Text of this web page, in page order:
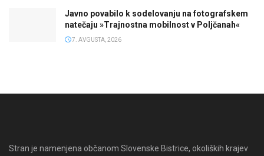
Javno povabilo k sodelovanju na fotografskem
natečaju »Trajnostna mobilnost v Poljčanah«
7. AVGUSTA, 2026
Stran je namenjena občanom Slovenske Bistrice, okoliških krajev